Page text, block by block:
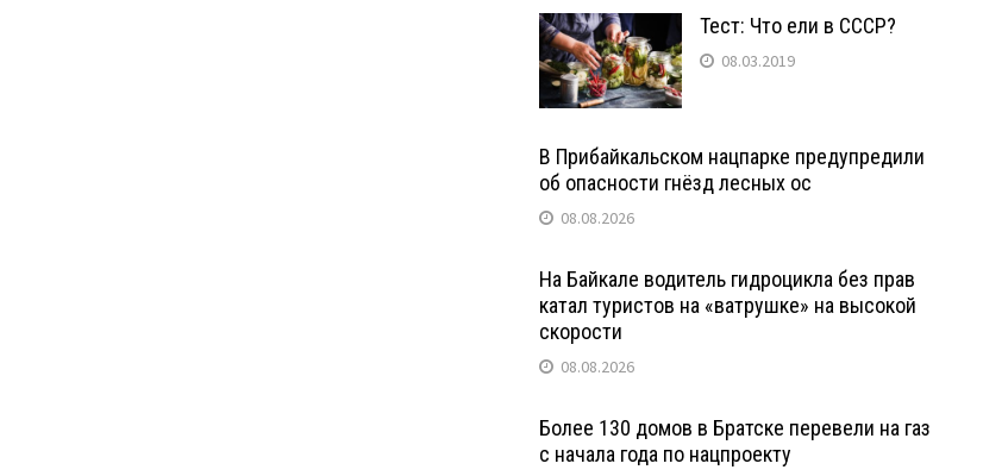
Тест: Что ели в СССР?
08.03.2019
В Прибайкальском нацпарке предупредили
об опасности гнёзд лесных ос
08.08.2026
На Байкале водитель гидроцикла без прав
катал туристов на «ватрушке» на высокой
скорости
08.08.2026
Более 130 домов в Братске перевели на газ
с начала года по нацпроекту